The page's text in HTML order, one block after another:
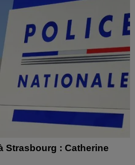
Strasbourg : Catherine